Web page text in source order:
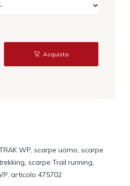
Acquista
WP, scarpe uomo, scarpe
, scarpe Trail running,
, articolo 475702